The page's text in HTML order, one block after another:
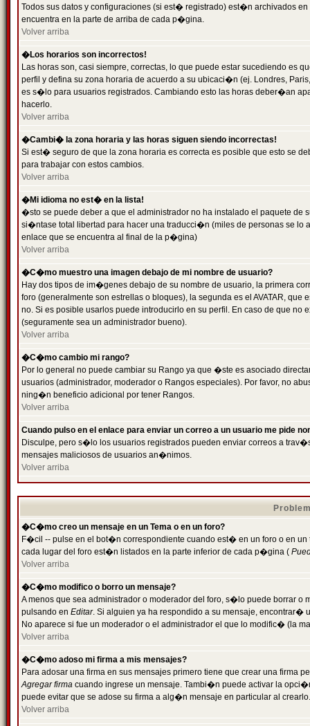
Todos sus datos y configuraciones (si est� registrado) est�n archivados
encuentra en la parte de arriba de cada p�gina.
Volver arriba
�Los horarios son incorrectos!
Las horas son, casi siempre, correctas, lo que puede estar sucediendo es
perfil y defina su zona horaria de acuerdo a su ubicaci�n (ej. Londres,
es s�lo para usuarios registrados. Cambiando esto las horas deber�an
hacerlo.
Volver arriba
�Cambi� la zona horaria y las horas siguen siendo incorrectas!
Si est� seguro de que la zona horaria es correcta es posible que esto se
para trabajar con estos cambios.
Volver arriba
�Mi idioma no est� en la lista!
�sto se puede deber a que el administrador no ha instalado el paquete
si�ntase total libertad para hacer una traducci�n (miles de personas se
enlace que se encuentra al final de la p�gina)
Volver arriba
�C�mo muestro una imagen debajo de mi nombre de usuario?
Hay dos tipos de im�genes debajo de su nombre de usuario, la primera
foro (generalmente son estrellas o bloques), la segunda es el AVATAR,
no. Si es posible usarlos puede introducirlo en su perfil. En caso de que
(seguramente sea un administrador bueno).
Volver arriba
�C�mo cambio mi rango?
Por lo general no puede cambiar su Rango ya que �ste es asociado
usuarios (administrador, moderador o Rangos especiales). Por favor, no
ning�n beneficio adicional por tener Rangos.
Volver arriba
Cuando pulso en el enlace para enviar un correo a un usuario me pide
Disculpe, pero s�lo los usuarios registrados pueden enviar correos a
mensajes maliciosos de usuarios an�nimos.
Volver arriba
�C�mo creo un mensaje en un Tema o en un foro?
F�cil -- pulse en el bot�n correspondiente cuando est� en un foro o en
cada lugar del foro est�n listados en la parte inferior de cada p�gina (
Volver arriba
�C�mo modifico o borro un mensaje?
A menos que sea administrador o moderador del foro, s�lo puede borrar o
pulsando en Editar. Si alguien ya ha respondido a su mensaje, encontrar�
No aparece si fue un moderador o el administrador el que lo modific� (la
Volver arriba
�C�mo adoso mi firma a mis mensajes?
Para adosar una firma en sus mensajes primero tiene que crear una firma
Agregar firma cuando ingrese un mensaje. Tambi�n puede activar la
puede evitar que se adose su firma a alg�n mensaje en particular al crearlo.
Volver arriba